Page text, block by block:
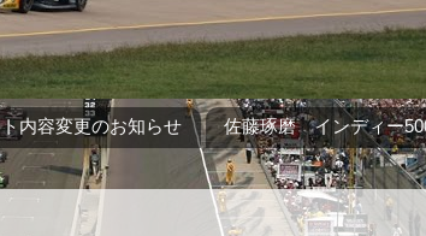
内容変更のお知らせ
佐藤琢磨 インディー